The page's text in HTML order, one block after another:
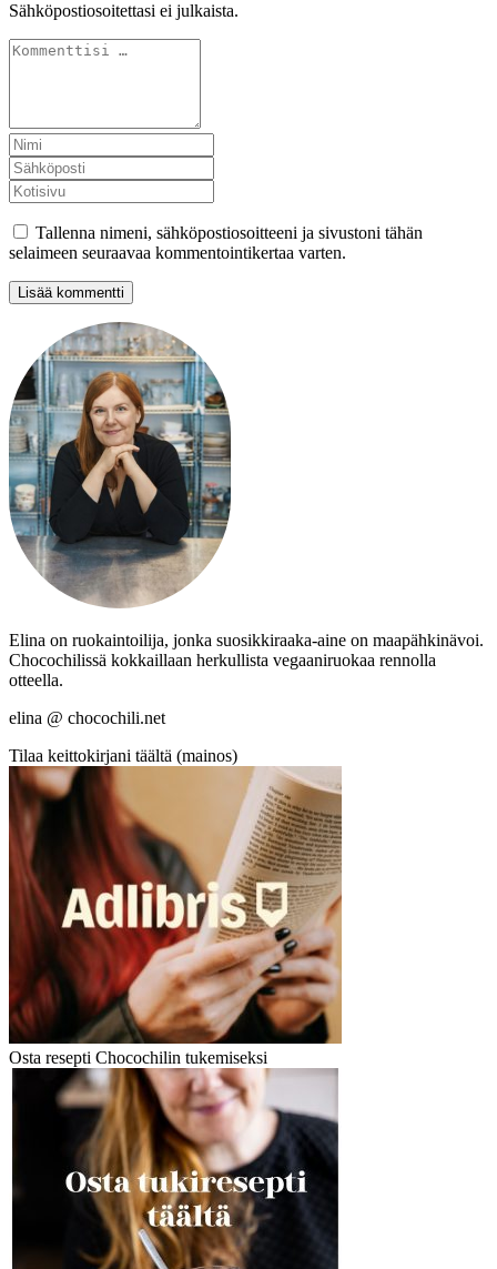
Sähköpostiosoitettasi ei julkaista.
Tallenna nimeni, sähköpostiosoitteeni ja sivustoni tähän
selaimeen seuraavaa kommentointikertaa varten.
Elina on ruokaintoilija, jonka suosikkiraaka-aine on maapähkinävoi.
Chocochilissä kokkaillaan herkullista vegaaniruokaa rennolla
otteella.
elina @ chocochili.net
Tilaa keittokirjani täältä (mainos)
Osta resepti Chocochilin tukemiseksi